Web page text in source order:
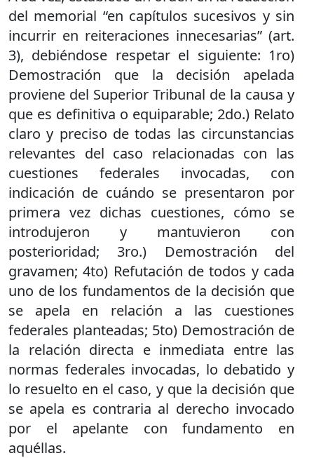
del memorial “en capítulos sucesivos y sin
incurrir en reiteraciones innecesarias” (art.
3), debiéndose respetar el siguiente: 1ro)
Demostración que la decisión apelada
proviene del Superior Tribunal de la causa y
que es definitiva o equiparable; 2do.) Relato
claro y preciso de todas las circunstancias
relevantes del caso relacionadas con las
cuestiones federales invocadas, con
indicación de cuándo se presentaron por
primera vez dichas cuestiones, cómo se
introdujeron y mantuvieron con
posterioridad; 3ro.) Demostración del
gravamen; 4to) Refutación de todos y cada
uno de los fundamentos de la decisión que
se apela en relación a las cuestiones
federales planteadas; 5to) Demostración de
la relación directa e inmediata entre las
normas federales invocadas, lo debatido y
lo resuelto en el caso, y que la decisión que
se apela es contraria al derecho invocado
por el apelante con fundamento en
aquéllas.